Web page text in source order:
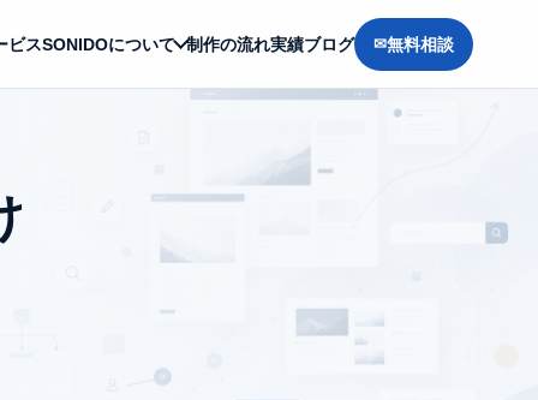
ビスSONIDOについて 制作の流れ実績ブログ 無料相談